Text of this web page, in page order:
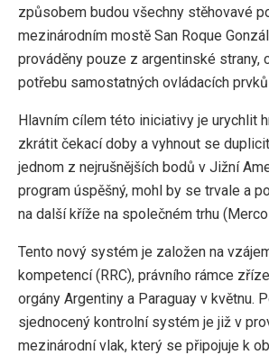
způsobem budou všechny stěhovavé
mezinárodním mostě San Roque
prováděny pouze z argentinské strany,
potřebu samostatných ovládacích
Hlavním cílem této iniciativy je urychlit
zkrátit čekací doby a vyhnout se
jednom z nejrušnějších bodů v Jižní
program úspěšný, mohl by se trvale a
na další kříže na společném trhu
Tento nový systém je založen na
kompetencí (RRC), právního rámce
orgány Argentiny a Paraguay v květnu.
sjednocený kontrolní systém je již v
mezinárodní vlak, který se připojuje k